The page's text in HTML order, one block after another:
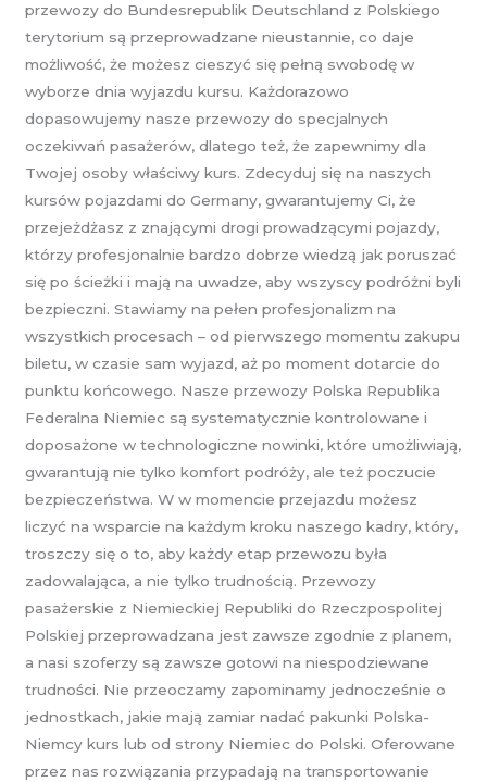
przewozy do Bundesrepublik Deutschland z Polskiego
terytorium są przeprowadzane nieustannie, co daje
możliwość, że możesz cieszyć się pełną swobodę w
wyborze dnia wyjazdu kursu. Każdorazowo
dopasowujemy nasze przewozy do specjalnych
oczekiwań pasażerów, dlatego też, że zapewnimy dla
Twojej osoby właściwy kurs. Zdecyduj się na naszych
kursów pojazdami do Germany, gwarantujemy Ci, że
przejeżdżasz z znającymi drogi prowadzącymi pojazdy,
którzy profesjonalnie bardzo dobrze wiedzą jak poruszać
się po ścieżki i mają na uwadze, aby wszyscy podróżni byli
bezpieczni. Stawiamy na pełen profesjonalizm na
wszystkich procesach – od pierwszego momentu zakupu
biletu, w czasie sam wyjazd, aż po moment dotarcie do
punktu końcowego. Nasze przewozy Polska Republika
Federalna Niemiec są systematycznie kontrolowane i
doposażone w technologiczne nowinki, które umożliwiają,
gwarantują nie tylko komfort podróży, ale też poczucie
bezpieczeństwa. W w momencie przejazdu możesz
liczyć na wsparcie na każdym kroku naszego kadry, który,
troszczy się o to, aby każdy etap przewozu była
zadowalająca, a nie tylko trudnością. Przewozy
pasażerskie z Niemieckiej Republiki do Rzeczpospolitej
Polskiej przeprowadzana jest zawsze zgodnie z planem,
a nasi szoferzy są zawsze gotowi na niespodziewane
trudności. Nie przeoczamy zapominamy jednocześnie o
jednostkach, jakie mają zamiar nadać pakunki Polska-
Niemcy kurs lub od strony Niemiec do Polski. Oferowane
przez nas rozwiązania przypadają na transportowanie